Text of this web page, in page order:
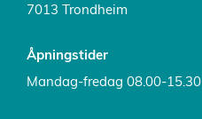
7013 Trondheim
Åpningstider
Mandag-fredag 08.00-15.30